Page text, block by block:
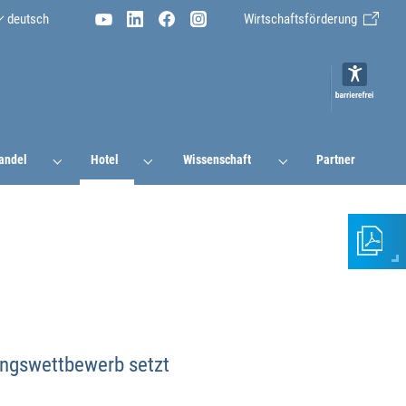
Hotel Wissenschaft Partner
deutsch Wirtschaftsförderung
setzt